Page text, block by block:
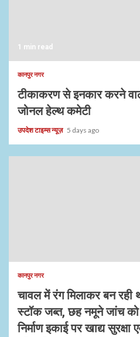
1 min read
कानपुर नगर
टीकाकरण से इनकार करने
जोनल हेल्थ कमेटी
उपदेश टाइम्स न्यूज़ 5 days ago
कानपुर नगर
चावल में रंग मिलाकर बन रही
स्टॉक जब्त, छह नमूने जांच
निर्माण इकाई पर खाद्य